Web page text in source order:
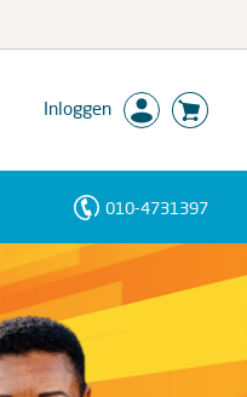
Inloggen
010-4731397